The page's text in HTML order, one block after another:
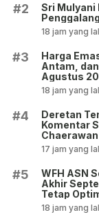
#2
Sri Mulyani
18 jam yang
#3
Harga
Antam,
Agustus
18 jam yang
#4
Deretan
Komentar
17 jam yang
#5
WFH ASN
Akhir
Tetap
18 jam yang